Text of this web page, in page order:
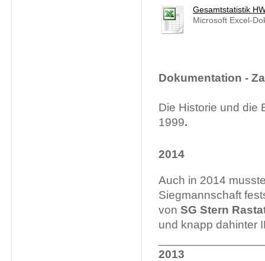
Gesamtstatistik
Microsoft Excel-
Dokumentation -
Die Historie und die
1999.
2014
Auch in 2014
Siegmannschaft
von SG Stern
und knapp dahinter
2013